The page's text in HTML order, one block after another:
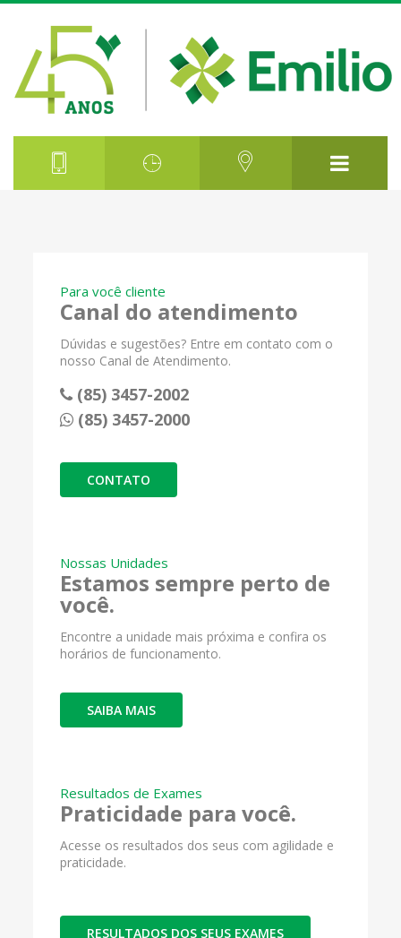
Para você cliente
Canal do atendimento
Dúvidas e sugestões? Entre em contato com o
nosso Canal de Atendimento.
(85) 3457-2002
(85) 3457-2000
CONTATO
Nossas Unidades
Estamos sempre perto de
você.
Encontre a unidade mais próxima e confira os
horários de funcionamento.
SAIBA MAIS
Resultados de Exames
Praticidade para você.
Acesse os resultados dos seus com agilidade e
praticidade.
RESULTADOS DOS SEUS EXAMES